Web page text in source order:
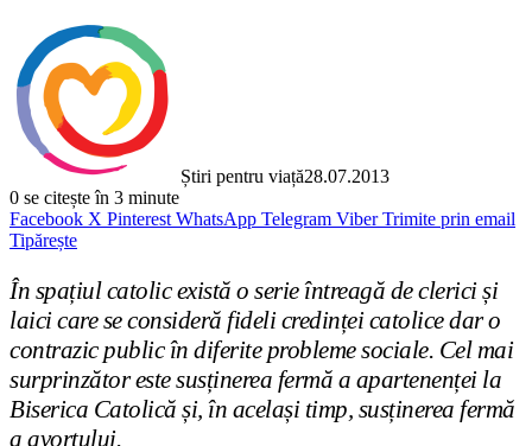
Știri pentru viață28.07.2013
0 se citește în 3 minute
Facebook X Pinterest WhatsApp Telegram Viber Trimite prin email
Tipărește
În spațiul catolic există o serie întreagă de clericiși
laici care se consideră fideli credinței catolice dar o
contrazic public în diferite probleme sociale. Cel mai
surprinzător este susținerea fermă a apartenenței la
Biserica Catolică și, în același timp, susținerea fermă
a avortului.